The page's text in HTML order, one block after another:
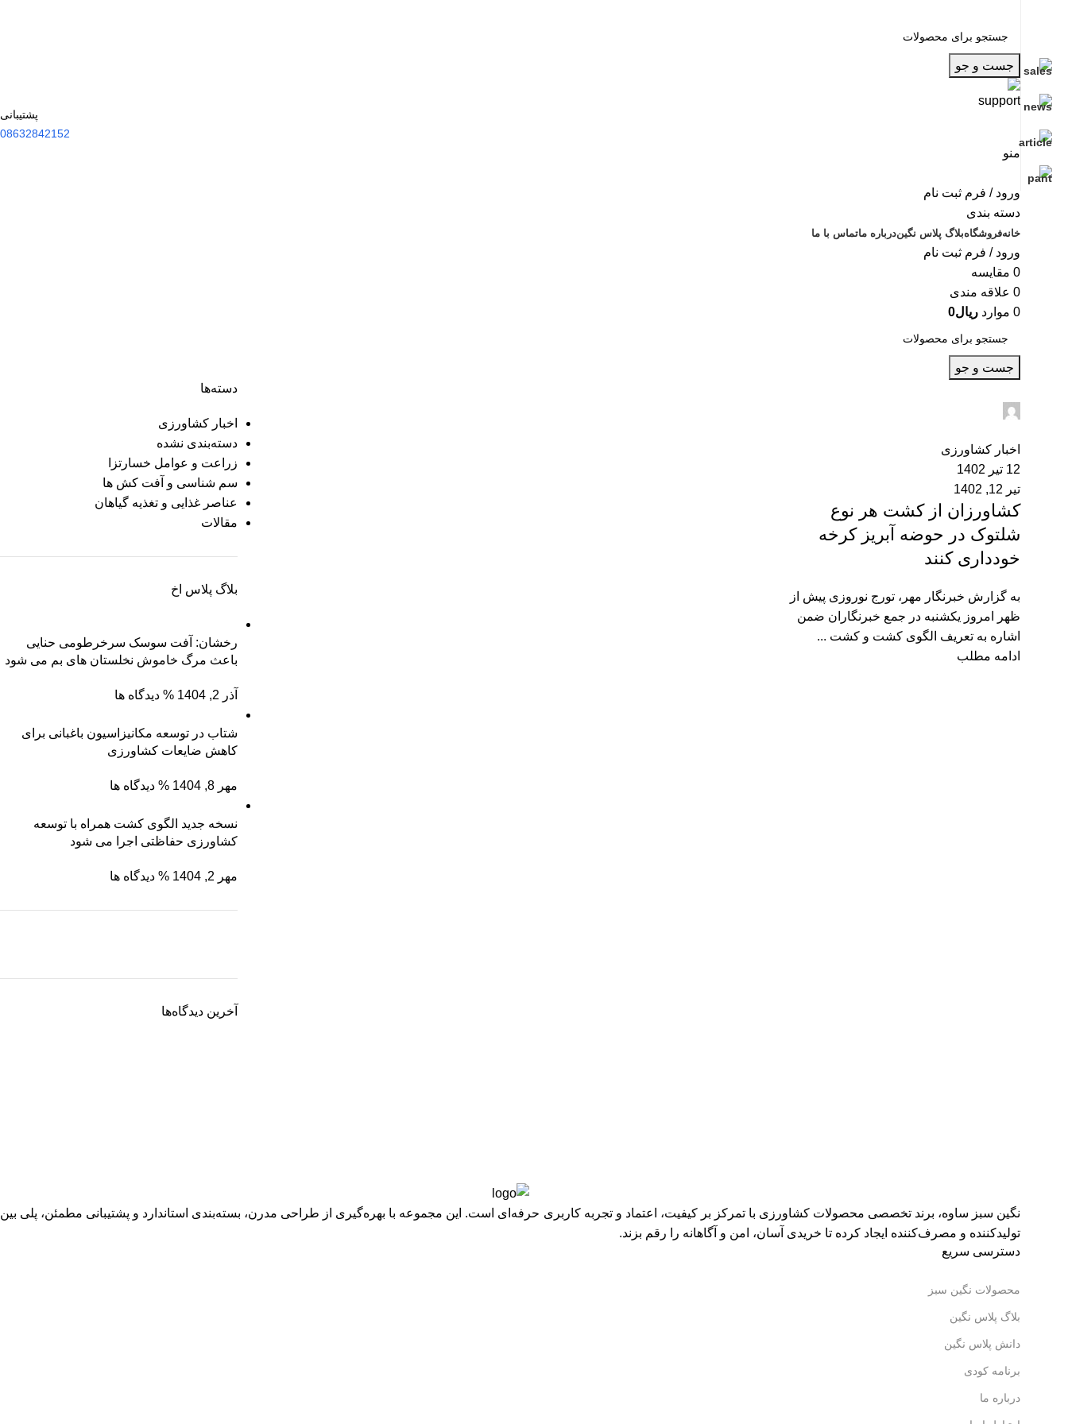
جست و جو
پشتیبانی
08632842152
منو
ورود / فرم ثبت نام
دسته بندی
خانهفروشگاهبلاگ پلاس نگیندرباره ماتماس با ما
ورود / فرم ثبت نام
0 مقایسه
0 علاقه مندی
0 موارد ریال0
جست و جو
اخبار کشاورزی
12 تیر 1402
تیر 12, 1402
کشاورزان از کشت هر نوع
شلتوک در حوضه آبریز کرخه
خودداری کنند
به گزارش خبرنگار مهر، تورج نوروزی پیش از
ظهر امروز یکشنبه در جمع خبرنگاران ضمن
اشاره به تعریف الگوی کشت و کشت ...
ادامه مطلب
دسته‌ها
اخبار کشاورزی
دسته‌بندی نشده
زراعت و عوامل خسارتزا
سم شناسی و آفت کش ها
عناصر غذایی و تغذیه گیاهان
مقالات
بلاگ پلاس اخ
رخشان: آفت سوسک سرخرطومی حنایی
باعث مرگ خاموش نخلستان های بم می شود
آذر 2, 1404 % دیدگاه ها
شتاب در توسعه مکانیزاسیون باغبانی برای
کاهش ضایعات کشاورزی
مهر 8, 1404 % دیدگاه ها
نسخه جدید الگوی کشت همراه با توسعه
کشاورزی حفاظتی اجرا می شود
مهر 2, 1404 % دیدگاه ها
ریشه رشد، برگِ اعتماد
آخرین دیدگاه‌ها
نگین سبز ساوه، برند تخصصی محصولات کشاورزی با تمرکز بر کیفیت، اعتماد و تجربه کاربری حرفه‌ای است. این مجموعه با بهره‌گیری از طراحی مدرن، بسته‌بندی استاندارد و پشتیبانی مطمئن، پلی بین
تولیدکننده و مصرف‌کننده ایجاد کرده تا خریدی آسان، امن و آگاهانه را رقم بزند.
دسترسی سریع
محصولات نگین سبز
بلاگ پلاس نگین
دانش پلاس نگین
برنامه کودی
درباره ما